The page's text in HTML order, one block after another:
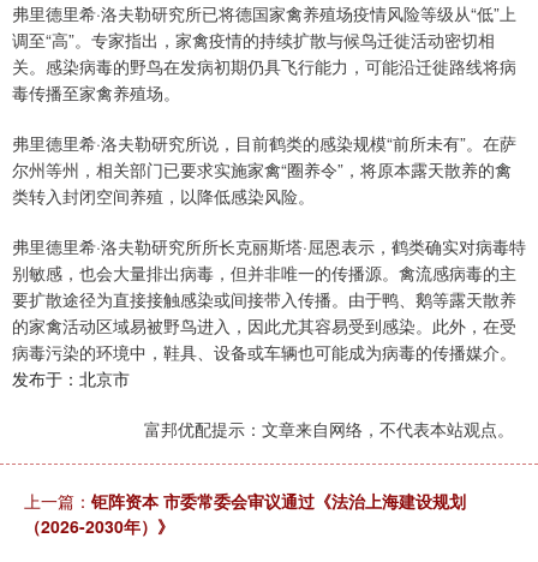
弗里德里希·洛夫勒研究所已将德国家禽养殖场疫情风险等级从“低”上
调至“高”。专家指出，家禽疫情的持续扩散与候鸟迁徙活动密切相
关。感染病毒的野鸟在发病初期仍具飞行能力，可能沿迁徙路线将病
毒传播至家禽养殖场。
弗里德里希·洛夫勒研究所说，目前鹤类的感染规模“前所未有”。在萨
尔州等州，相关部门已要求实施家禽“圈养令”，将原本露天散养的禽
类转入封闭空间养殖，以降低感染风险。
弗里德里希·洛夫勒研究所所长克丽斯塔·屈恩表示，鹤类确实对病毒特
别敏感，也会大量排出病毒，但并非唯一的传播源。禽流感病毒的主
要扩散途径为直接接触感染或间接带入传播。由于鸭、鹅等露天散养
的家禽活动区域易被野鸟进入，因此尤其容易受到感染。此外，在受
病毒污染的环境中，鞋具、设备或车辆也可能成为病毒的传播媒介。
发布于：北京市
富邦优配提示：文章来自网络，不代表本站观点。
上一篇： 钜阵资本 市委常委会审议通过《法治上海建设规划
（2026-2030年）》